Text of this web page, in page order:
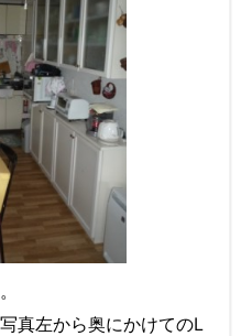
真左から奥にかけてのL